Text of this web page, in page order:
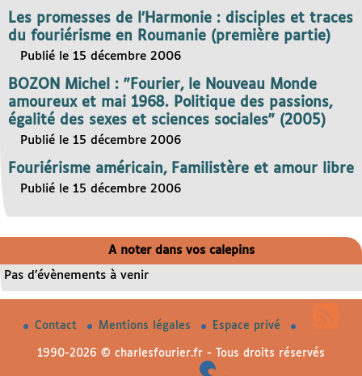
Les promesses de l’Harmonie : disciples et traces
du fouriérisme en Roumanie (première partie)
Publié le 15 décembre 2006
BOZON Michel : "Fourier, le Nouveau Monde
amoureux et mai 1968. Politique des passions,
égalité des sexes et sciences sociales" (2005)
Publié le 15 décembre 2006
Fouriérisme américain, Familistère et amour libre
Publié le 15 décembre 2006
A noter dans vos calepins
Pas d’évènements à venir
Contact Mentions légales Espace privé
1990-2026 © charlesfourier.fr - Tous droits réservés